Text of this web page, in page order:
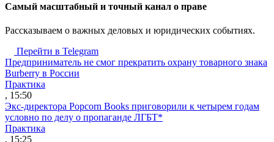
Cамый масштабный и точный канал о праве
Рассказываем о важных деловых и юридических событиях.
Перейти в Telegram
Предприниматель не смог прекратить охрану товарного знака
Burberry в России
Практика
, 15:50
Экс-директора Popcorn Books приговорили к четырем годам
условно по делу о пропаганде ЛГБТ*
Практика
, 15:25